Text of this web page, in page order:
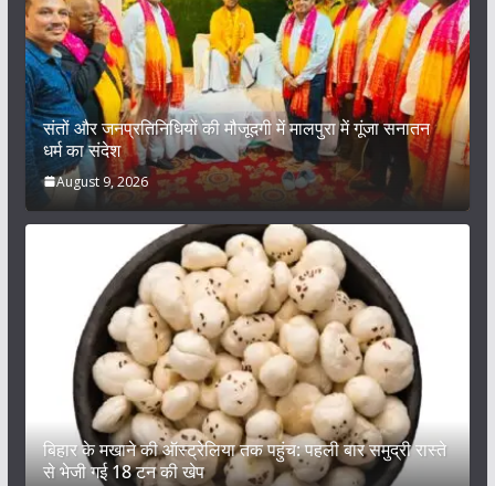
संतों और जनप्रतिनिधियों की मौजूदगी में मालपुरा में गूंजा सनातन
धर्म का संदेश
August 9, 2026
बिहार के मखाने की ऑस्ट्रेलिया तक पहुंच: पहली बार समुद्री रास्ते
से भेजी गई 18 टन की खेप